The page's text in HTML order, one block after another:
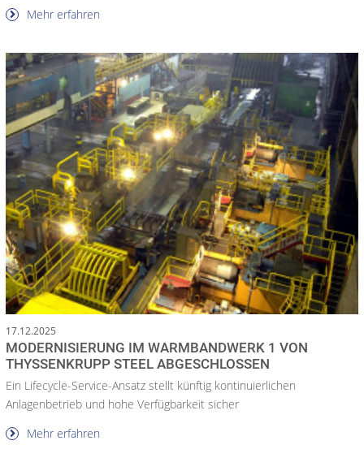
Mehr erfahren
17.12.2025
MODERNISIERUNG IM WARMBANDWERK 1 VON
THYSSENKRUPP STEEL ABGESCHLOSSEN
Ein Lifecycle-Service-Ansatz stellt künftig kontinuierlichen
Anlagenbetrieb und hohe Verfügbarkeit sicher
Mehr erfahren